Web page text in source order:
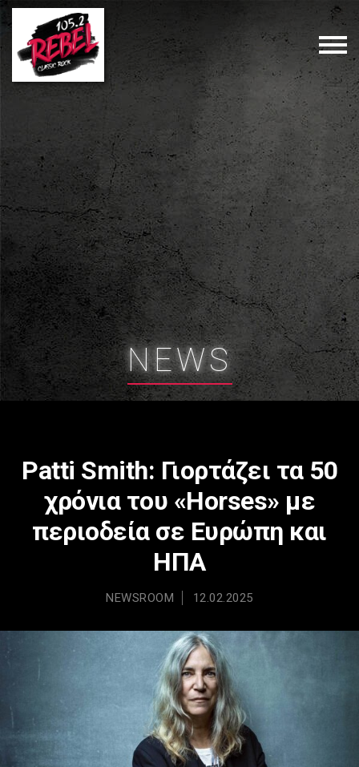
NEWS
Patti Smith: Γιορτάζει τα 50
χρόνια του «Horses» με
περιοδεία σε Ευρώπη και
ΗΠΑ
NEWSROOM 12.02.2025